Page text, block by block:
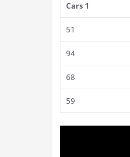
Cars 1
51
94
68
59